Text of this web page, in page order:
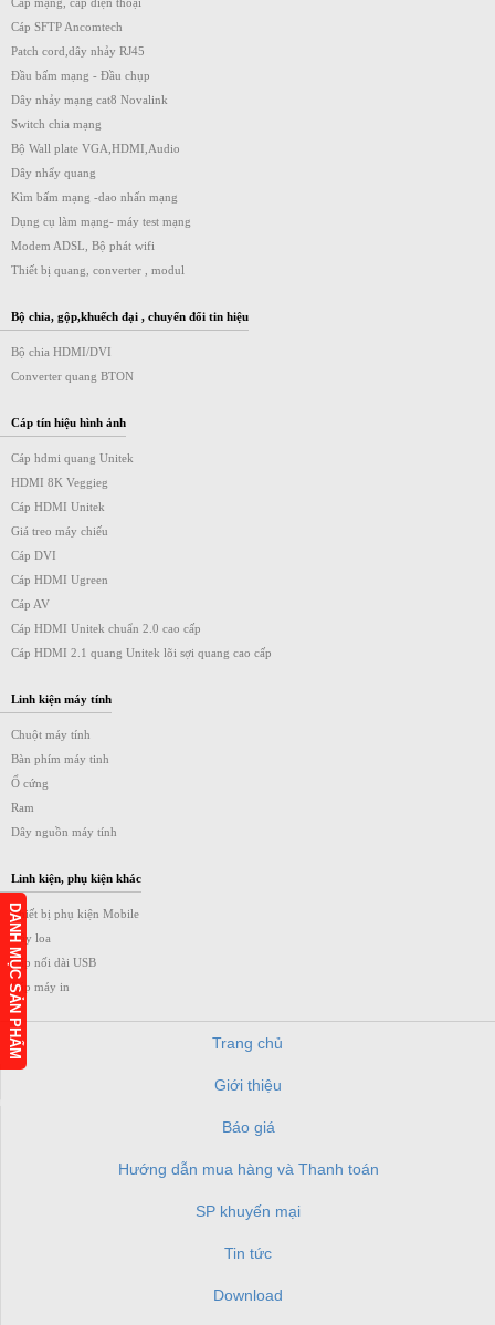
Cáp SFTP Ancomtech
Patch cord,dây nhảy RJ45
Đầu bấm mạng - Đầu chụp
Dây nhảy mạng cat8 Novalink
Switch chia mạng
Bộ Wall plate VGA,HDMI,Audio
Dây nhẩy quang
Kìm bấm mạng -dao nhấn mạng
Dụng cụ làm mạng- máy test mạng
Modem ADSL, Bộ phát wifi
Thiết bị quang, converter , modul
Bộ chia, gộp,khuếch đại , chuyển đổi tin hiệu
Bộ chia HDMI/DVI
Converter quang BTON
Cáp tín hiệu hình ảnh
Cáp hdmi quang Unitek
HDMI 8K Veggieg
Cáp HDMI Unitek
Giá treo máy chiếu
Cáp DVI
Cáp HDMI Ugreen
Cáp AV
Cáp HDMI Unitek chuẩn 2.0 cao cấp
Cáp HDMI 2.1 quang Unitek lõi sợi quang cao cấp
Linh kiện máy tính
Chuột máy tính
Bàn phím máy tinh
Ổ cứng
Ram
Dây nguồn máy tính
Linh kiện, phụ kiện khác
Thiết bị phụ kiện Mobile
Dây loa
Cáp nối dài USB
Cáp máy in
Trang chủ
Giới thiệu
Báo giá
Hướng dẫn mua hàng và Thanh toán
SP khuyến mại
Tin tức
Download
DANH MỤC SẢN PHẨM